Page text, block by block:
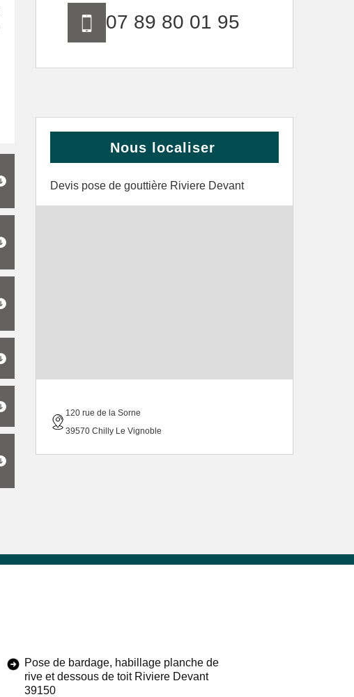
07 89 80 01 95
Nous localiser
Devis pose de gouttière Riviere Devant
120 rue de la Sorne
39570 Chilly Le Vignoble
Pose de bardage, habillage planche de
rive et dessous de toit Riviere Devant
39150